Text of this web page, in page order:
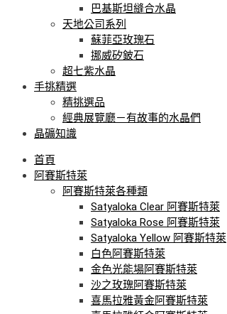
巴基斯坦縫合水晶
天地公司系列
蘇菲亞玫瑰石
挪威矽鈹石
超七紫水晶
手挑精選
精挑選品
經典展覽廳－有故事的水晶們
晶礦知識
首頁
阿賽斯特萊
阿賽斯特萊各種類
Satyaloka Clear 阿賽斯特萊
Satyaloka Rose 阿賽斯特萊
Satyaloka Yellow 阿賽斯特萊
白色阿賽斯特萊
金色光能場阿賽斯特萊
沙之玫瑰阿賽斯特萊
喜馬拉雅黃金阿賽斯特萊